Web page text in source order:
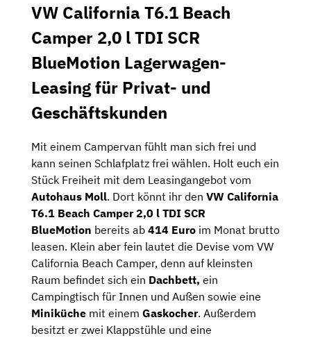
VW California T6.1 Beach
Camper 2,0 l TDI SCR
BlueMotion Lagerwagen-
Leasing für Privat- und
Geschäftskunden
Mit einem Campervan fühlt man sich frei und
kann seinen Schlafplatz frei wählen. Holt euch ein
Stück Freiheit mit dem Leasingangebot vom
Autohaus Moll. Dort könnt ihr den VW California
T6.1 Beach Camper 2,0 l TDI SCR
BlueMotion bereits ab 414 Euro im Monat brutto
leasen. Klein aber fein lautet die Devise vom VW
California Beach Camper, denn auf kleinsten
Raum befindet sich ein Dachbett, ein
Campingtisch für Innen und Außen sowie eine
Miniküche mit einem Gaskocher. Außerdem
besitzt er zwei Klappstühle und eine